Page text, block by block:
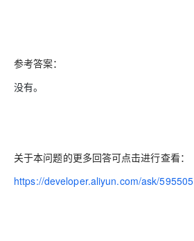
参考答案：
没有。
关于本问题的更多回答可点击进行查看：
https://developer.aliyun.com/ask/595505